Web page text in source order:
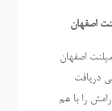
اصفهان
اصفهان
دریافت
را با هم